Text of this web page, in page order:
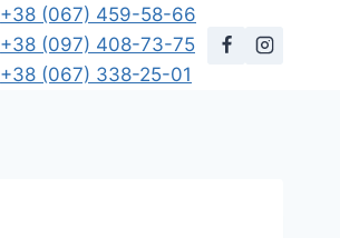
+38 (067) 459-58-66
+38 (097) 408-73-75
+38 (067) 338-25-01